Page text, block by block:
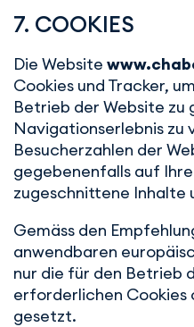
7. COOKIES
Die Website
Cookies und Tracker,
Betrieb der Website zu
Navigationserlebnis zu
Besucherzahlen der
gegebenenfalls auf
zugeschnittene Inhalte
Gemäss den
anwendbaren
nur die für den Betrieb
erforderlichen Cookies
gesetzt.